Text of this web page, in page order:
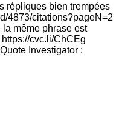
répliques bien trempées
4873/citations?pageN=2
même phrase est
cvc.li/ChCEg
Investigator :